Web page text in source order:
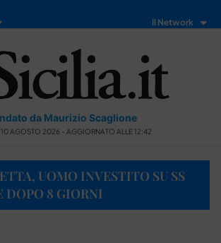
Il Network
da Maurizio Scaglione
10 AGOSTO 2026 - AGGIORNATO ALLE 12:42
UOMO INVESTITO SU SS
DOPO 8 GIORNI